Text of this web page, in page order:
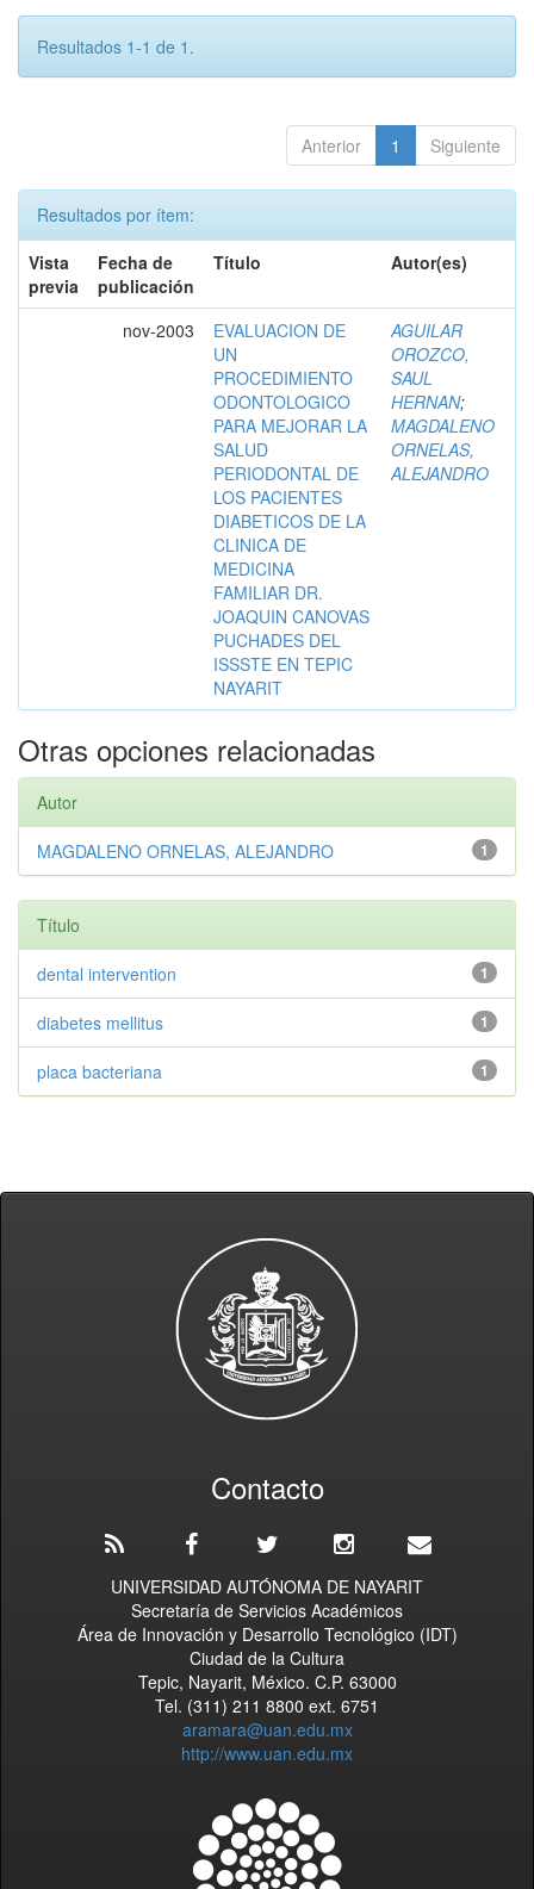
Resultados 1-1 de 1.
Anterior 1 Siguiente
Resultados por ítem:
Vista
previa
Fecha de
publicación
Título Autor(es)
nov-2003
EVALUACION DE
UN
PROCEDIMIENTO
ODONTOLOGICO
PARA MEJORAR LA
SALUD
PERIODONTAL DE
LOS PACIENTES
DIABETICOS DE LA
CLINICA DE
MEDICINA
FAMILIAR DR.
JOAQUIN CANOVAS
PUCHADES DEL
ISSSTE EN TEPIC
NAYARIT
AGUILAR
OROZCO,
SAUL
HERNAN;
MAGDALENO
ORNELAS,
ALEJANDRO
Otras opciones relacionadas
Autor
1
MAGDALENO ORNELAS, ALEJANDRO
Título
1
dental intervention
1
diabetes mellitus
1
placa bacteriana
Contacto
UNIVERSIDAD AUTÓNOMA DE NAYARIT
Secretaría de Servicios Académicos
Área de Innovación y Desarrollo Tecnológico (IDT)
Ciudad de la Cultura
Tepic, Nayarit, México. C.P. 63000
Tel. (311) 211 8800 ext. 6751
aramara@uan.edu.mx
http://www.uan.edu.mx